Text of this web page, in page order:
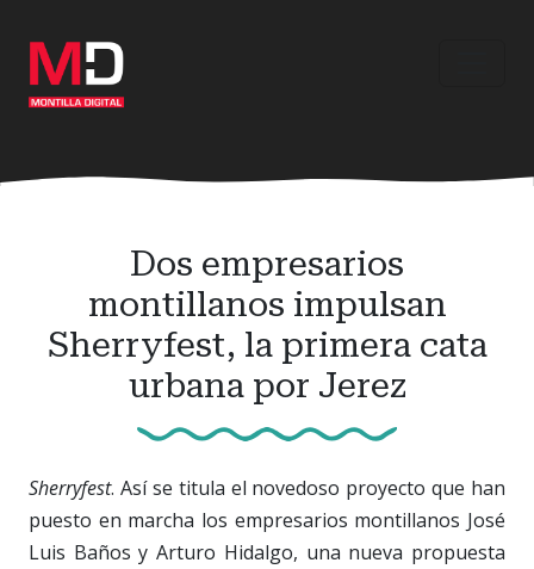
contenido
principal
Dos empresarios
montillanos impulsan
Sherryfest, la primera cata
urbana por Jerez
Sherryfest. Así se titula el novedoso proyecto que han
puesto en marcha los empresarios montillanos José
Luis Baños y Arturo Hidalgo, una nueva propuesta